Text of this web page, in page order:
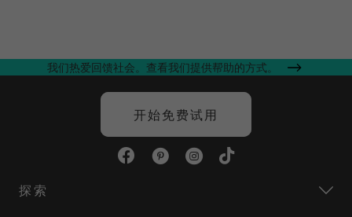
我们热爱回馈社会。查看我们提供帮助的方式。
开始免费试用
探索